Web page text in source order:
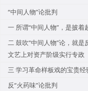
“中间人物”论批判
一 所谓“中间人物”，是披
二 鼓吹“中间人物”论，就
文艺上对资产阶级实行专政
三 学习革命样板戏的宝贵
反“火药味”论批判